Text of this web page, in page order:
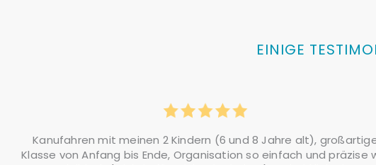
EINIGE
Kanufahren mit meinen 2 Kindern (6 und 8 Jahre alt),
Klasse von Anfang bis Ende, Organisation so einfach und präzise